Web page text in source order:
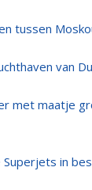
tussen
van
met maatje
in